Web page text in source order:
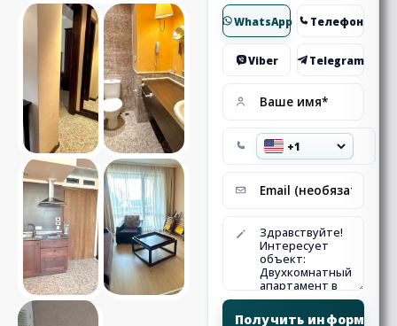
WhatsApp Телефон
Viber Telegram